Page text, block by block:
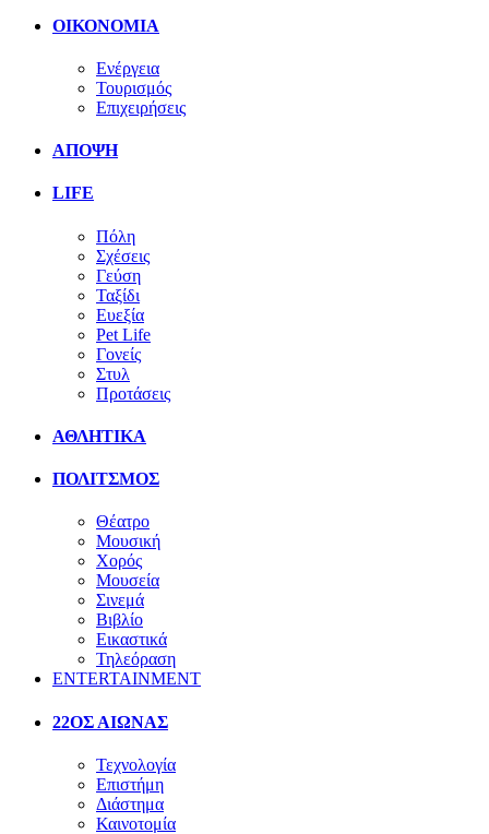
ΟΙΚΟΝΟΜΙΑ
Ενέργεια
Τουρισμός
Επιχειρήσεις
ΑΠΟΨΗ
LIFE
Πόλη
Σχέσεις
Γεύση
Ταξίδι
Ευεξία
Pet Life
Γονείς
Στυλ
Προτάσεις
ΑΘΛΗΤΙΚΑ
ΠΟΛΙΤΣΜΟΣ
Θέατρο
Μουσική
Χορός
Μουσεία
Σινεμά
Βιβλίο
Εικαστικά
Τηλεόραση
ENTERTAINMENT
22ΟΣ ΑΙΩΝΑΣ
Τεχνολογία
Επιστήμη
Διάστημα
Καινοτομία